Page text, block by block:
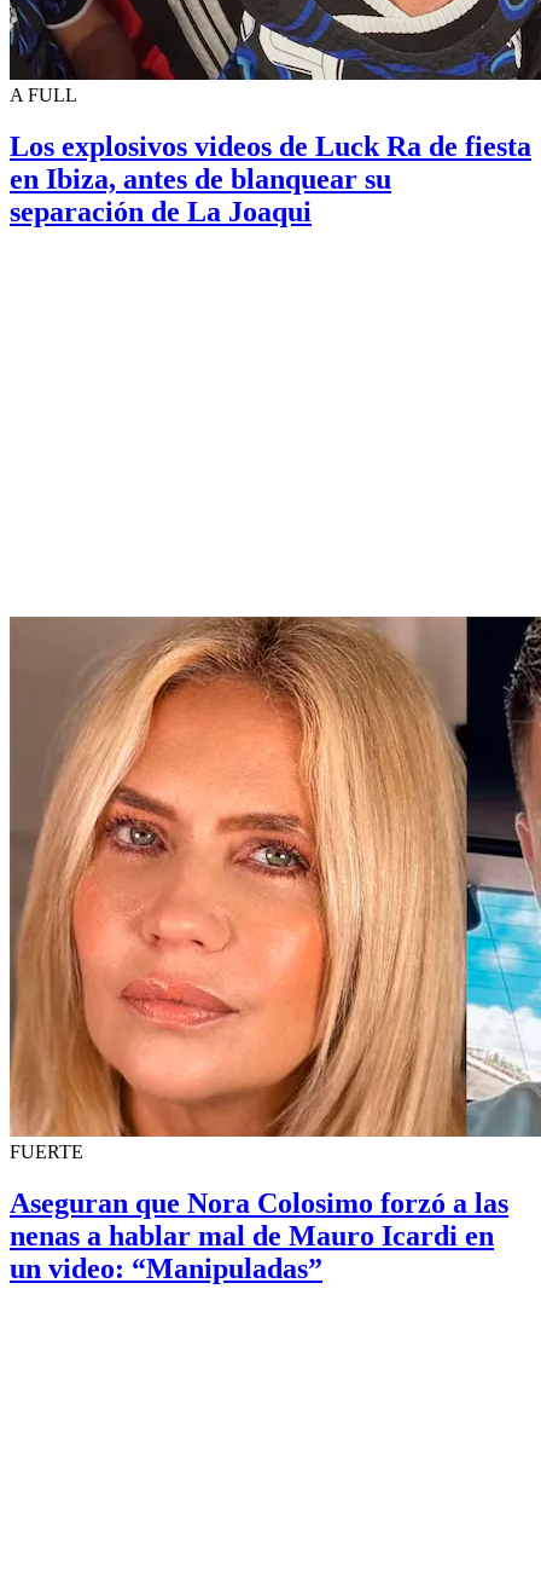
A FULL
Los explosivos videos de Luck Ra de fiesta
en Ibiza, antes de blanquear su
separación de La Joaqui
FUERTE
Aseguran que Nora Colosimo forzó a las
nenas a hablar mal de Mauro Icardi en
un video: “Manipuladas”